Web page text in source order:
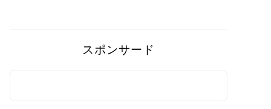
スポンサード